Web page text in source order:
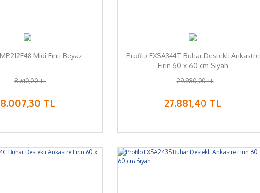
Midi Fırın Beyaz
8.610,00 TL
8.007,30 TL
Profilo FXSA344T Buhar Destekli Ankastre
Fırın 60 x 60 cm Siyah
29.980,00 TL
27.881,40 TL
%7